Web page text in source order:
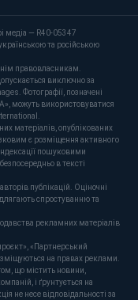
медіа — R40-05347
та російською
правовласникам.
виключно за
Фотографії, позначені
можуть використовуватися
матеріалів, опублікованих
є розміщення активного
пошуковими
в тексті
публікацій. Оціночні
спростуванню та
рекламних матеріалів
«Партнерський
на правах реклами.
що містить новини,
і ґрунтується на
не несе відповідальності за